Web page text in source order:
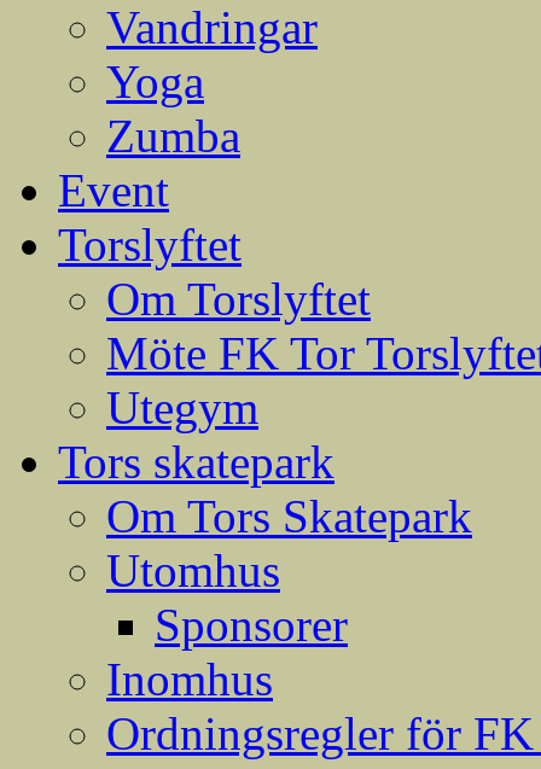
Vandringar
Yoga
Zumba
Event
Torslyftet
Om Torslyftet
Möte FK Tor
Utegym
Tors skatepark
Om Tors Skatepark
Utomhus
Sponsorer
Inomhus
Ordningsregler för FK